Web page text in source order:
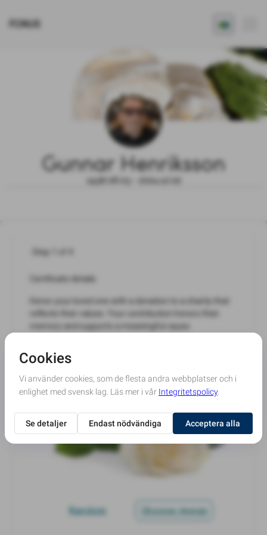
FONUS
Gunnar Henriksson
1936.06.03 - 2024.12.02